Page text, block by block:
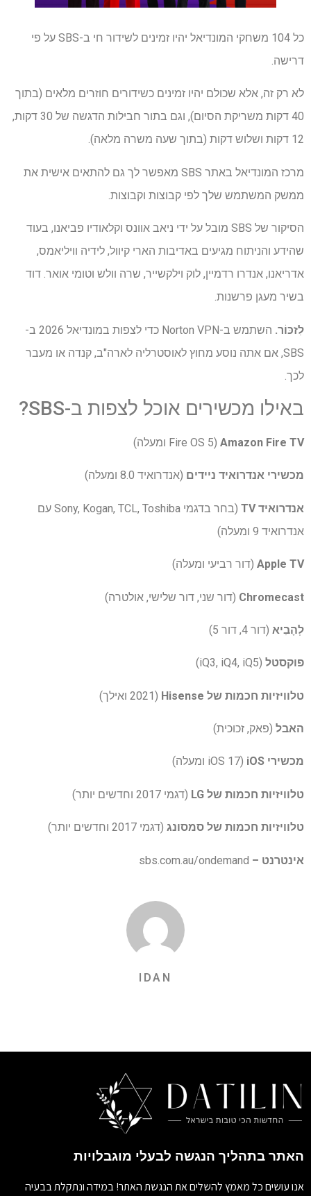
כל 104 משחקי המונדיאל יהיו זמינים לשידור חי ב-SBS על פי
דרישה.
לא רק זה, אלא שכולם יהיו זמינים כשידורים חוזרים מלאים (בתוך
40 דקות משריקת הסיום), וגם בתור חבילות הדגשה של 30 דקות,
12 דקות ושלוש דקות (בתוך שעה משרה מלאה).
מרכז המונדיאל באתר SBS מאפשר לך גם להתאים אישית את
ממשק המשתמש שלך לפי קבוצות וקבוצות.
הסיקור של SBS מובל על ידי ניאב אוונס וקלאודיו פביאנו, בעוד
שהידע והניתוח מגיעים באדיבות הארי קיוול, לידיה וויליאמס,
אדריאנו, אנדרו רדמיין, לוק וילקשייר, שרה וולש וטומי אואר. דוד
בשיר מעגן פרשנות.
לִזכּוֹר.
השתמש ב-Norton VPN כדי לצפות במונדיאל 2026 ב-
SBS, אם אתה נוסע מחוץ לאוסטרליה לארה"ב, קנדה או מעבר
לכך.
באילו מכשירים אוכל לצפות ב-SBS?
Amazon Fire TV (Fire OS 5 ומעלה)
מכשירי אנדרואיד ניידים (אנדרואיד 8.0 ומעלה)
אנדרואיד TV
(בחר בדגמי Sony, Kogan, TCL, Toshiba עם
אנדרואיד 9 ומעלה)
Apple TV (דור רביעי ומעלה)
Chromecast (דור שני, דור שלישי, אולטרה)
לְהָבִיא (דור 4, דור 5)
פוקסטל (iQ3, iQ4, iQ5)
טלוויזיות חכמות של Hisense (2021 ואילך)
האבל (פאק, זכוכית)
מכשירי iOS (iOS 17 ומעלה)
טלוויזיות חכמות של LG (דגמי 2017 וחדשים יותר)
טלוויזיות חכמות של סמסונג (דגמי 2017 וחדשים יותר)
אינטרנט – sbs.com.au/ondemand
IDAN
האתר בתהליך הנגשה לבעלי מוגבלויות
אנו עושים כל מאמץ להשלים את הנגשת האתר! במידה ונתקלת בבעיה